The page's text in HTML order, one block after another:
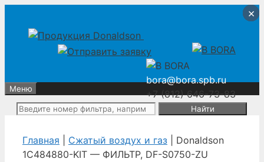
содержимому
содержимому
bora@bora.spb.ru
+7 (812) 646-73-83
Меню
Поиск:
Главная Сжатый воздух и газ | Donaldson
1C484880-KIT — ФИЛЬТР, DF-S0750-ZU
×
×
×
×